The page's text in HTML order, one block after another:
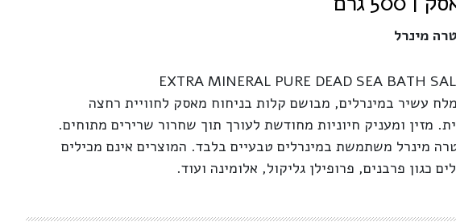
מינרל
EXTRA MINERAL PURE DEAD SEA BATH
עשיר במינרלים, מבושם קלות בניחוח מאסק לחוויית רחצה
מזין ומעניק חיוניות מחודשת לעורך תוך שחרור שרירים מתוחים.
מינרל משתמשת במינרלים טבעיים בלבד. המוצרים אינם מכילים
כגון פרבנים, פרופילן גליקול, אלומינה ועוד.